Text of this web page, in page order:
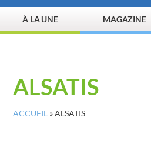
À LA UNE MAGAZINE
ALSATIS
ACCUEIL »ALSATIS